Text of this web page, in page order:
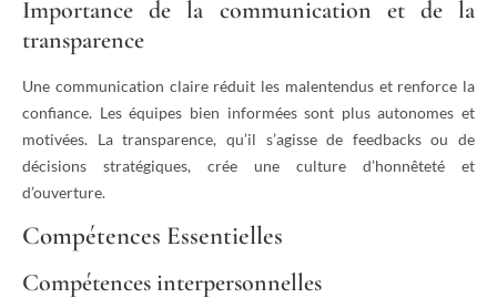
Importance de la communication et de la
transparence
Une communication claire réduit les malentendus et renforce la
confiance. Les équipes bien informées sont plus autonomes et
motivées. La transparence, qu’il s’agisse de feedbacks ou de
décisions stratégiques, crée une culture d’honnêteté et
d’ouverture.
Compétences Essentielles
Compétences interpersonnelles